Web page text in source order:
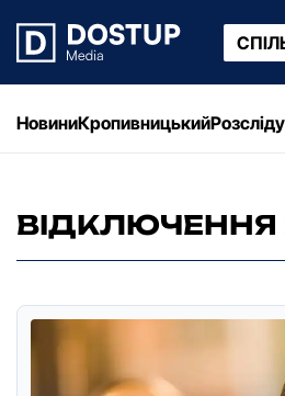
НовиниКропивницький